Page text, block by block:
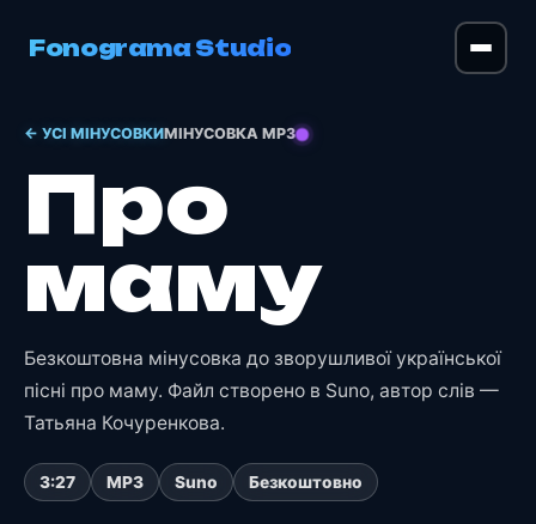
Fonograma Studio
← УСІ МІНУСОВКИМІНУСОВКА MP3
Про
маму
Безкоштовна мінусовка до зворушливої української
пісні про маму. Файл створено в Suno, автор слів —
Татьяна Кочуренкова.
3:27 MP3 Suno Безкоштовно